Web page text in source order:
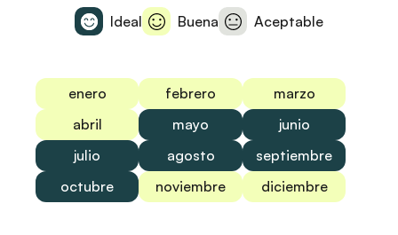
Ideal Buena Aceptable
enero febrero
marzo
abril
mayo
junio
julio
agosto
septiembre
octubre
noviembre diciembre